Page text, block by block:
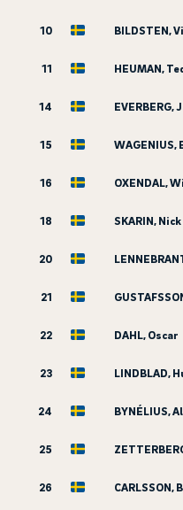
10 BILDSTEN,
11 HEUMAN,
14 EVERBERG,
15 WAGENIUS,
16 OXENDAL,
18 SKARIN, Nick
20
21
22 DAHL, Oscar
23 LINDBLAD,
24 BYNÉLIUS,
25
26 CARLSSON,